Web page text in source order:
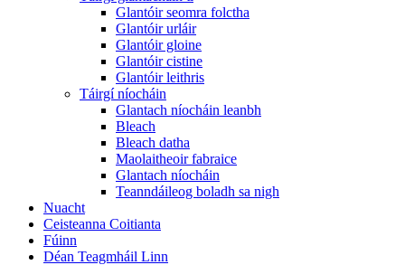
Glantóir seomra folctha
Glantóir urláir
Glantóir gloine
Glantóir cistine
Glantóir leithris
Táirgí níocháin
Glantach níocháin leanbh
Bleach
Bleach datha
Maolaitheoir fabraice
Glantach níocháin
Teanndáileog boladh sa nigh
Nuacht
Ceisteanna Coitianta
Fúinn
Déan Teagmháil Linn